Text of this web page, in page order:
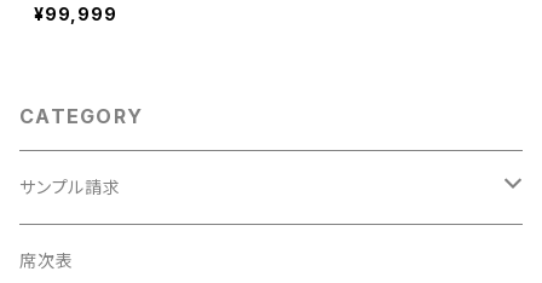
¥99,999
CATEGORY
サンプル請求
席次表
席次表